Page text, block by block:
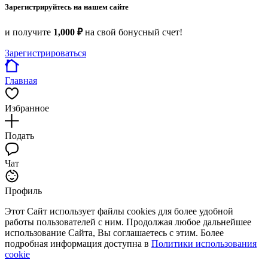
Зарегистрируйтесь на нашем сайте
и получите 1,000 ₽на свой бонусный счет!
Зарегистрироваться
Главная
Избранное
Подать
Чат
Профиль
Этот Сайт использует файлы cookies для более удобной
работы пользователей с ним. Продолжая любое дальнейшее
использование Сайта, Вы соглашаетесь с этим. Более
подробная информация доступна в Политики использования
cookie